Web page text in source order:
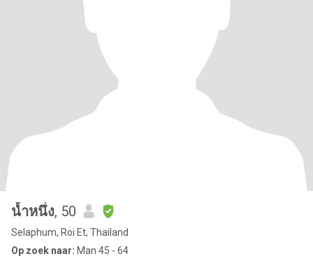
น้ำหนึ่ง, 50
Selaphum, Roi Et, Thailand
Op zoek naar: Man 45 - 64